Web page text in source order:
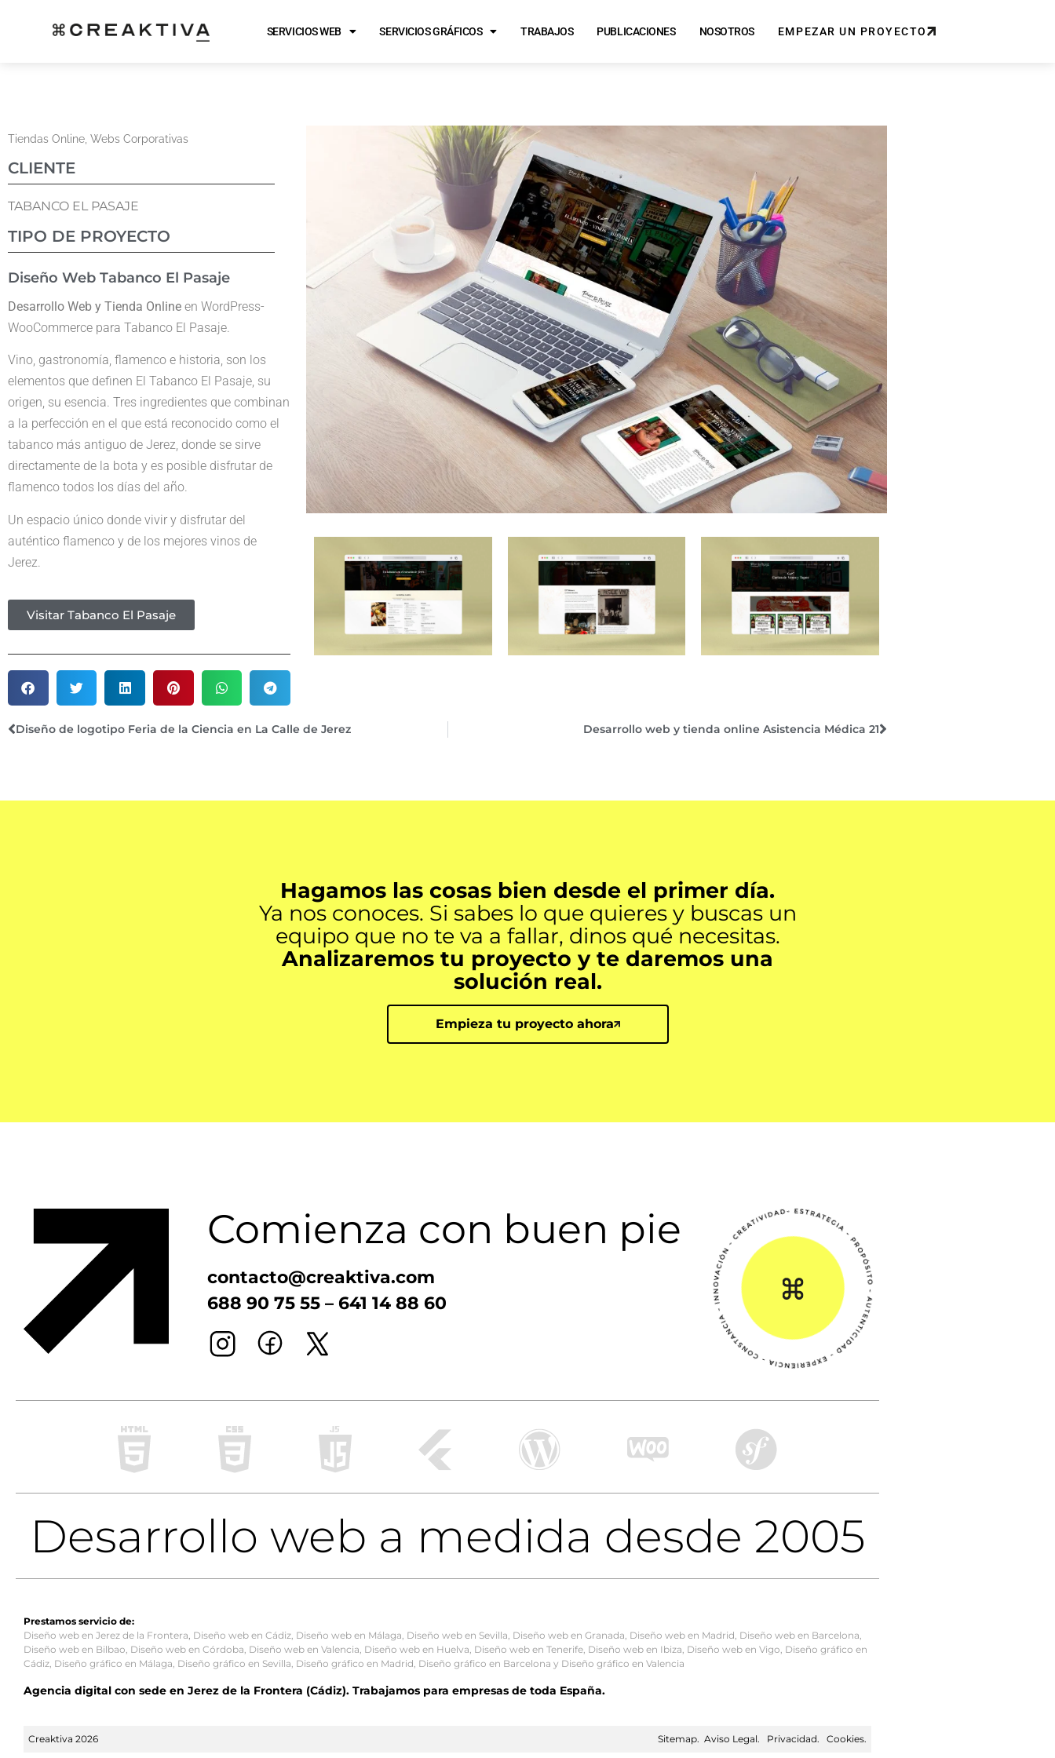
SERVICIOS WEB SERVICIOS GRÁFICOS TRABAJOS PUBLICACIONES NOSOTROS EMPEZAR UN PROYECTO
Tiendas Online Webs Corporativas
CLIENTE
TABANCO EL PASAJE
TIPO DE PROYECTO
Diseño Web Tabanco El Pasaje
Desarrollo Web y Tienda Online en WordPress-
WooCommerce para Tabanco El Pasaje.
Vino, gastronomía, flamenco e historia, son los
elementos que definen El Tabanco El Pasaje, su
origen, su esencia. Tres ingredientes que combinan
a la perfección en el que está reconocido como el
tabanco más antiguo de Jerez, donde se sirve
directamente de la bota y es posible disfrutar de
flamenco todos los días del año.
Un espacio único donde vivir y disfrutar del
auténtico flamenco y de los mejores vinos de
Jerez.
Visitar Tabanco El Pasaje
Diseño de logotipo Feria de la Ciencia en La Calle de Jerez Desarrollo web y tienda online Asistencia Médica 21
Hagamos las cosas bien desde el primer día.
Ya nos conoces. Si sabes lo que quieres y buscas un
equipo que no te va a fallar, dinos qué necesitas.
Analizaremos tu proyecto y te daremos una
solución real.
Empieza tu proyecto ahora
Comienza con buen pie
contacto@creaktiva.com
688 90 75 55 – 641 14 88 60
Desarrollo web a medida desde 2005
Prestamos servicio de:
Diseño web en Jerez de la Frontera, Diseño web en Cádiz, Diseño web en Málaga, Diseño web en Sevilla, Diseño web en Granada, Diseño web en Madrid, Diseño web en Barcelona,
Diseño web en Bilbao, Diseño web en Córdoba, Diseño web en Valencia, Diseño web en Huelva, Diseño web en Tenerife, Diseño web en Ibiza, Diseño web en Vigo, Diseño gráfico en
Cádiz, Diseño gráfico en Málaga, Diseño gráfico en Sevilla, Diseño gráfico en Madrid, Diseño gráfico en Barcelona y Diseño gráfico en Valencia
Agencia digital con sede en Jerez de la Frontera (Cádiz). Trabajamos para empresas de toda España.
Creaktiva 2026 Sitemap. Aviso Legal. Privacidad. Cookies.